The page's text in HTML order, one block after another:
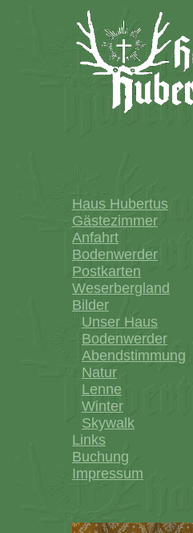
Haus Hubertus
Gästezimmer
Anfahrt
Bodenwerder
Postkarten
Weserbergland
Bilder
Unser Haus
Bodenwerder
Abendstimmung
Natur
Lenne
Winter
Skywalk
Links
Buchung
Impressum